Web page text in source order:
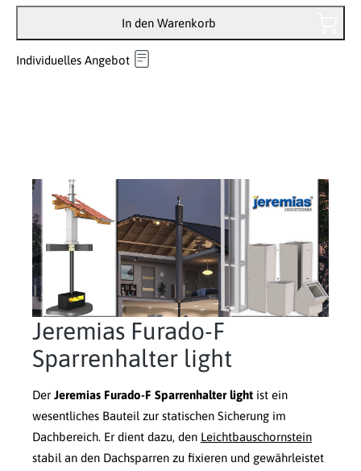
In den Warenkorb
Individuelles Angebot
Jeremias Furado-F
Sparrenhalter light
Der Jeremias Furado-F Sparrenhalter light ist ein
wesentliches Bauteil zur statischen Sicherung im
Dachbereich. Er dient dazu, den Leichtbauschornstein
stabil an den Dachsparren zu fixieren und gewährleistet